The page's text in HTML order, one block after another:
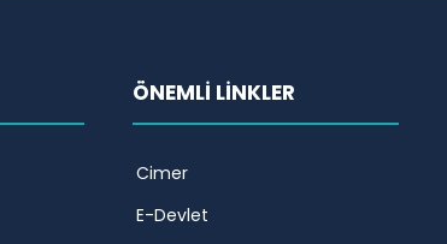
ÖNEMLİ LİNKLER
Cimer
E-Devlet